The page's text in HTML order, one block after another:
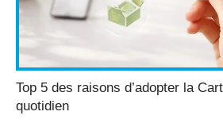
Top 5 des raisons d’adopter la
quotidien